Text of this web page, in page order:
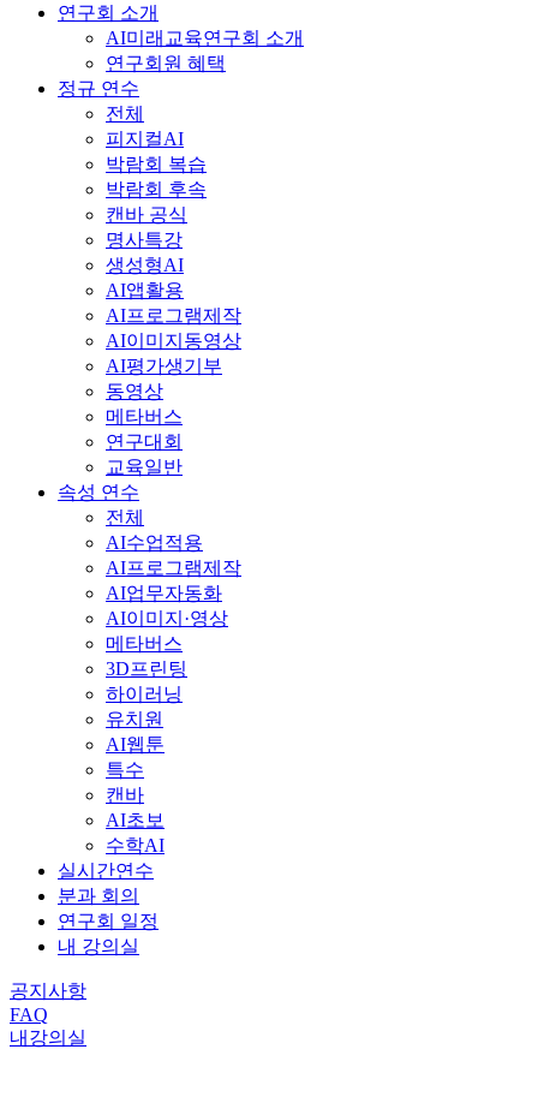
연구회 소개
AI미래교육연구회 소개
연구회원 혜택
정규 연수
전체
피지컬AI
박람회 복습
박람회 후속
캔바 공식
명사특강
생성형AI
AI앱활용
AI프로그램제작
AI이미지동영상
AI평가생기부
동영상
메타버스
연구대회
교육일반
속성 연수
전체
AI수업적용
AI프로그램제작
AI업무자동화
AI이미지·영상
메타버스
3D프린팅
하이러닝
유치원
AI웹툰
특수
캔바
AI초보
수학AI
실시간연수
분과 회의
연구회 일정
내 강의실
공지사항
FAQ
내강의실